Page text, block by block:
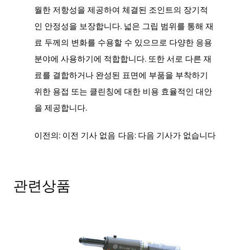
월한 저항성을 제공하여 체결된 조인트의 장기적
인 안정성을 보장합니다. 넓은 그립 범위를 통해 재
료 두께의 변화를 수용할 수 있으므로 다양한 응용
분야에 사용하기에 적합합니다. 또한 서로 다른 재
료를 결합하거나 완성된 표면에 부품을 부착하기
위한 용접 또는 클린칭에 대한 비용 효율적인 대안
을 제공합니다.
이전의: 이전 기사 없음 다음: 다음 기사가 없습니다
관련상품